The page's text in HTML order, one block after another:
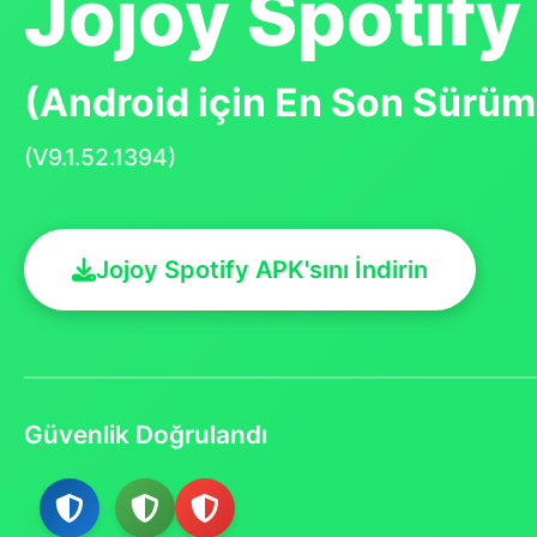
(Android için En Son
(V9.1.52.1394)
Jojoy Spotify APK'sını İndirin
Güvenlik Doğrulandı